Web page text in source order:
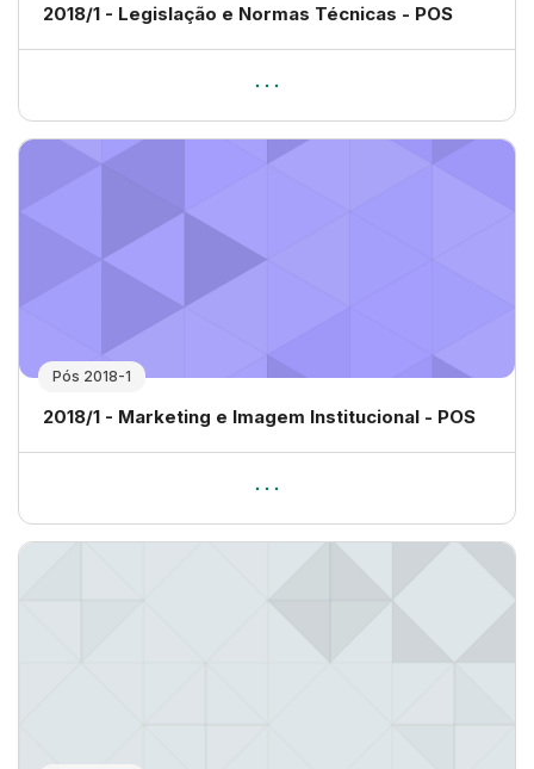
Nome da disciplina
2018/1 - Legislação e Normas Técnicas - POS
Pós 2018-1
Nome da disciplina
2018/1 - Marketing e Imagem Institucional - POS